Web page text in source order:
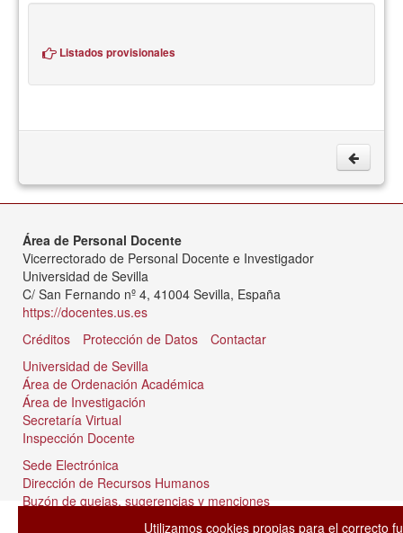
Listados provisionales
Área de Personal Docente
Vicerrectorado de Personal Docente e Investigador
Universidad de Sevilla
C/ San Fernando nº 4, 41004 Sevilla, España
https://docentes.us.es
Créditos
Protección de Datos
Contactar
Universidad de Sevilla
Área de Ordenación Académica
Área de Investigación
Secretaría Virtual
Inspección Docente
Sede Electrónica
Dirección de Recursos Humanos
Buzón de quejas, sugerencias y menciones
Utilizamos cookies propias para el correcto